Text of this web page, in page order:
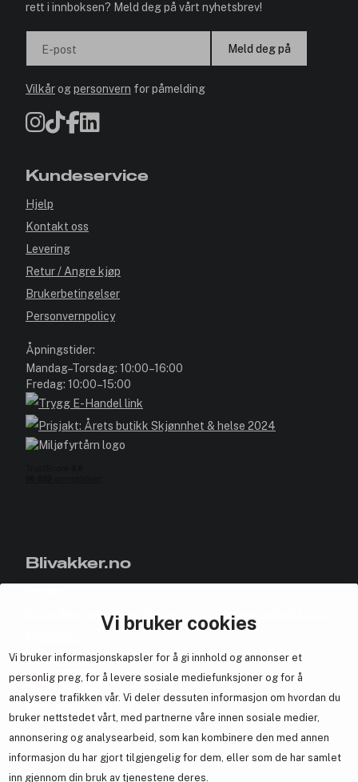
Vi bruker cookies
Vi bruker informasjonskapsler for å gi innhold og annonser et
personlig preg, for å levere sosiale mediefunksjoner og for å
analysere trafikken vår. Vi deler dessuten informasjon om hvordan du
bruker nettstedet vårt, med partnerne våre innen sosiale medier,
annonsering og analysearbeid, som kan kombinere den med annen
informasjon du har gjort tilgjengelig for dem, eller som de har samlet
inn gjennom din bruk av tjenestene deres.
rett i innboksen? Meld deg på vårt nyhetsbrev!
E-post Meld deg på
Vilkårogpersonvern for påmelding
Kundeservice
Hjelp
Kontakt oss
Levering
Retur / Angre kjøp
Brukerbetingelser
Personvernpolicy
Åpningstider:
Mandag–Torsdag: 10:00–16:00
Fredag: 10:00–15:00
Blivakker.no
Bli medlem helt gratis - få poeng og eksklusive rabattkoder.
Samarbeid med oss
En del avBrandsdal Group AS